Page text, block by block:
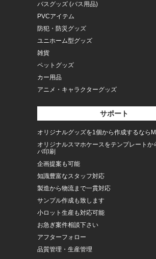
バスグッズ (バス用品)
PVCアイテム
防犯・防災グッズ
ユニホーム型グッズ
雑貨
ペットグッズ
カー用品
アニメ・キャラクターグッズ
サポート
オリジナルグッズを1個から作成するなら
オリジナルスマホケースをテンプレートか
バ印刷
企画提案も可能
知識豊富なスタッフ対応
製造から物流まで一貫対応
サンプル作成も致します
小ロット生産も対応可能
お急ぎ案件相談下さい
アフターフォロー
品質管理・生産管理